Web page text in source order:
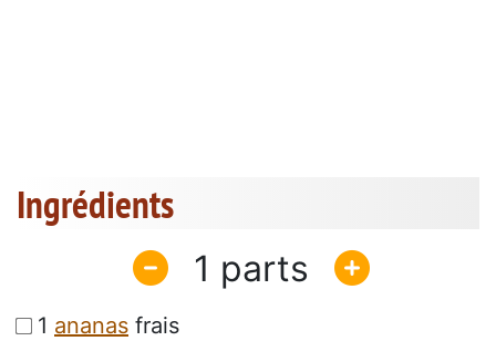
Ingrédients
1
1 ananas frais